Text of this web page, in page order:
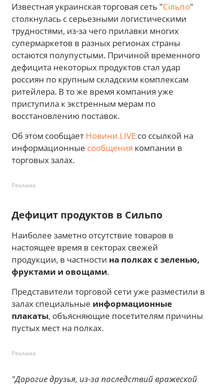
Известная украинская торговая сеть "Сільпо"
столкнулась с серьезными логистическими
трудностями, из-за чего прилавки многих
супермаркетов в разных регионах страны
остаются полупустыми. Причиной временного
дефицита некоторых продуктов стал удар
россиян по крупным складским комплексам
ритейлера. В то же время компания уже
приступила к экстренным мерам по
восстановлению поставок.
Об этом сообщает Новини.LIVE со ссылкой на
информационные сообщения компании в
торговых залах.
Реклама
Дефицит продуктов в Сильпо
Наиболее заметно отсутствие товаров в
настоящее время в секторах свежей
продукции, в частности на полках с зеленью,
фруктами и овощами.
Представители торговой сети уже разместили в
залах специальные информационные
плакаты, объясняющие посетителям причины
пустых мест на полках.
Реклама
"Дорогие друзья, из-за последствий вражеской